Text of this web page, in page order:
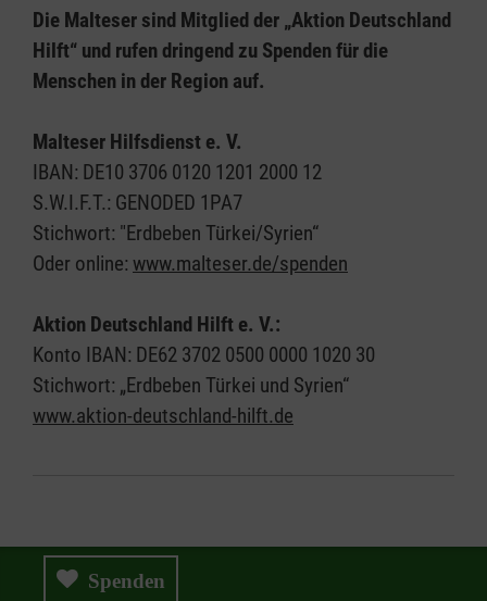
Die Malteser sind Mitglied der „Aktion Deutschland
Hilft“ und rufen dringend zu Spenden für die
Menschen in der Region auf.
Malteser Hilfsdienst e. V.
IBAN: DE10 3706 0120 1201 2000 12
S.W.I.F.T.: GENODED 1PA7
Stichwort: "Erdbeben Türkei/Syrien“
Oder online: www.malteser.de/spenden
Aktion Deutschland Hilft e. V.:
Konto IBAN: DE62 3702 0500 0000 1020 30
Stichwort: „Erdbeben Türkei und Syrien“
www.aktion-deutschland-hilft.de
Spenden